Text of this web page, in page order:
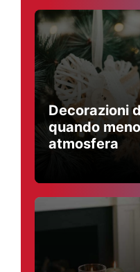
Decorazioni
quando
atmosfera